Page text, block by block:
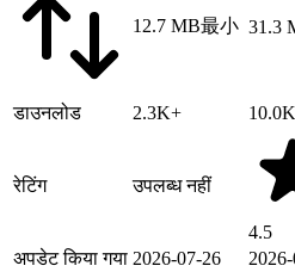
12.7 MB最小 31.3
डाउनलोड 2.3K+
रेटिंग उपलब्ध नहीं
4.5
अपडेट किया गया 2026-07-26